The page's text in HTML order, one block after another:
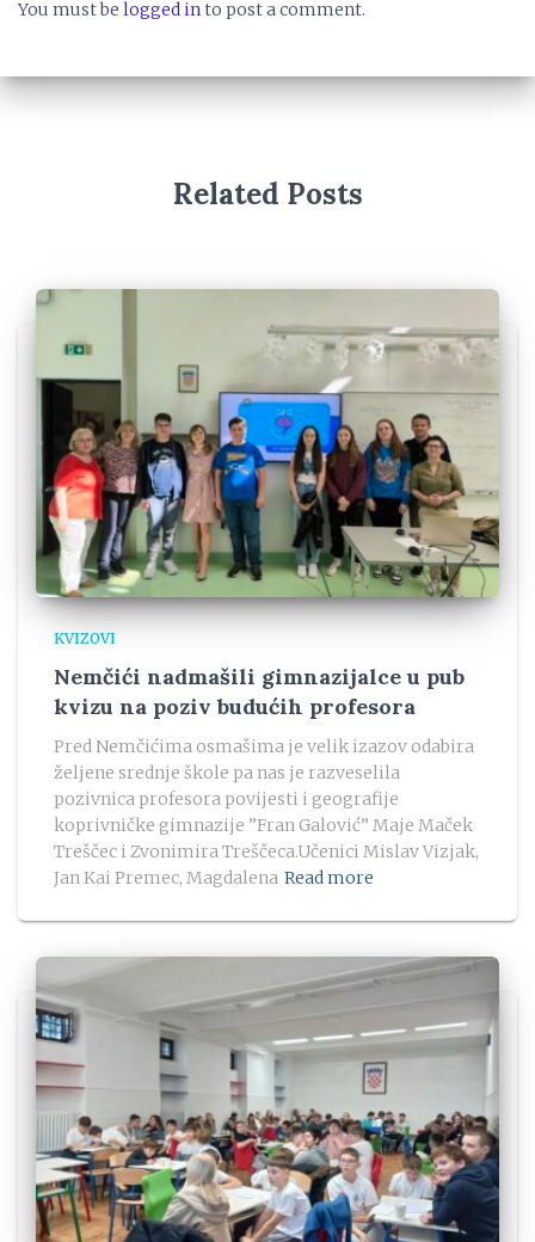
You must be logged into post a comment.
Related Posts
KVIZOVI
Nemčići nadmašili gimnazijalce u pub
kvizu na poziv budućih profesora
Pred Nemčićima osmašima je velik izazov odabira
željene srednje škole pa nas je razveselila
pozivnica profesora povijesti i geografije
koprivničke gimnazije ”Fran Galović” Maje Maček
Treščec i Zvonimira Treščeca.Učenici Mislav Vizjak,
Jan Kai Premec, Magdalena Read more